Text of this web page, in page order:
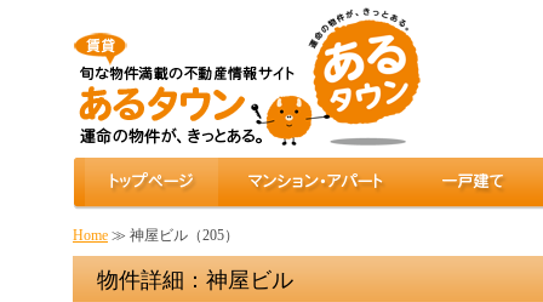
Home ≫ 神屋ビル（205）
物件詳細：神屋ビル